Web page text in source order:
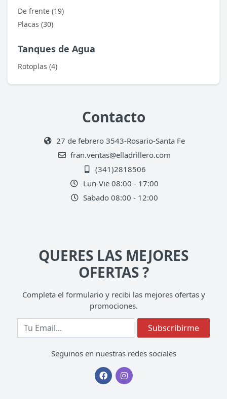
De frente (19)
Placas (30)
Tanques de Agua
Rotoplas (4)
Contacto
27 de febrero 3543-Rosario-Santa Fe
fran.ventas@elladrillero.com
(341)2818506
Lun-Vie 08:00 - 17:00
Sabado 08:00 - 12:00
QUERES LAS MEJORES
OFERTAS ?
Completa el formulario y recibi las mejores ofertas y
promociones.
Completa tu Email Subscribirme
Seguinos en nuestras redes sociales